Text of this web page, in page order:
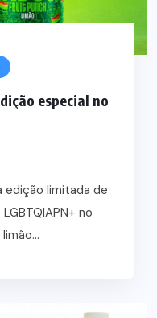
especial no
edição limitada de
no